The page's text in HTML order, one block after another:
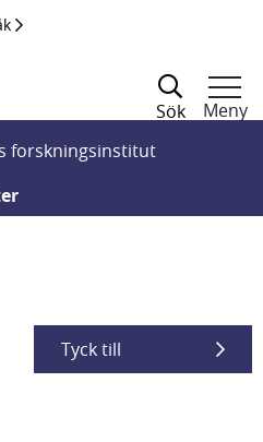
Sök
Meny
forskningsinstitut
Tyck till